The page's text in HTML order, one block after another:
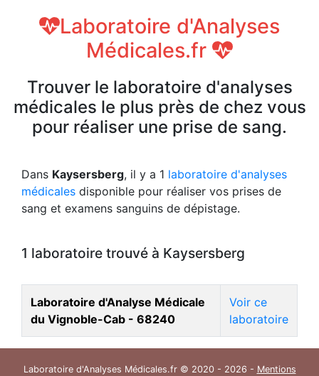
Laboratoire d'Analyses
Médicales.fr
Trouver le laboratoire d'analyses
médicales le plus près de chez vous
pour réaliser une prise de sang.
Dans Kaysersberg, il y a 1 laboratoire d'analyses
médicales disponible pour réaliser vos prises de
sang et examens sanguins de dépistage.
1 laboratoire trouvé à Kaysersberg
Laboratoire d'Analyse Médicale
du Vignoble-Cab - 68240
Voir ce
laboratoire
Laboratoire d'Analyses Médicales.fr © 2020 - 2026 - Mentions